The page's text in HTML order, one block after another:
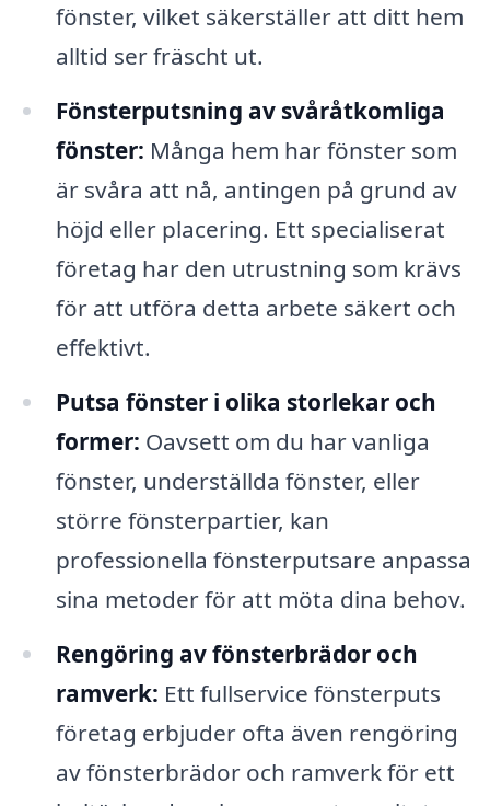
fönster, vilket säkerställer att ditt hem
alltid ser fräscht ut.
Fönsterputsning av svåråtkomliga
fönster: Många hem har fönster som
är svåra att nå, antingen på grund av
höjd eller placering. Ett specialiserat
företag har den utrustning som krävs
för att utföra detta arbete säkert och
effektivt.
Putsa fönster i olika storlekar och
former: Oavsett om du har vanliga
fönster, underställda fönster, eller
större fönsterpartier, kan
professionella fönsterputsare anpassa
sina metoder för att möta dina behov.
Rengöring av fönsterbrädor och
ramverk: Ett fullservice fönsterputs
företag erbjuder ofta även rengöring
av fönsterbrädor och ramverk för ett